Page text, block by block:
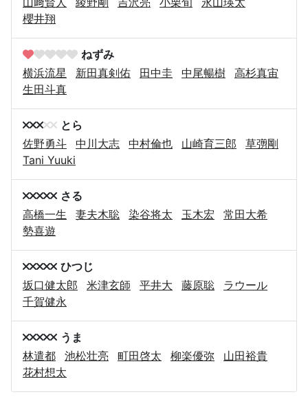
櫻井翔
ねずみ
横浜流星
新田真剣佑 田中圭 中尾暢樹
高杉真宙
生田斗真
とら
佐野勇斗
中川大志 中村倫也 山崎育三郎
草彅剛
Tani Yuuki
さる
高橋一生
妻夫木聡 染谷将太 玉木宏
常田大希
勢喜遊
ひつじ
坂口健太郎
米津玄師 平井大 藤原聡
ラウール
千賀健永
うま
林遣都
池松壮亮 町田啓太 柳楽優弥
山田裕貴
花村想太